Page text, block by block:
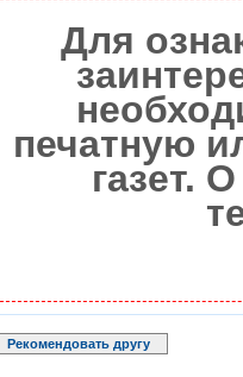
Для
печатную
газет.
Рекомендовать другу